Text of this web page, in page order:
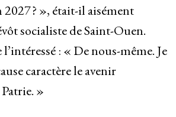
? », était-il aisément
socialiste de Saint-Ouen.
: « De nous-même. Je
caractère le avenir
»